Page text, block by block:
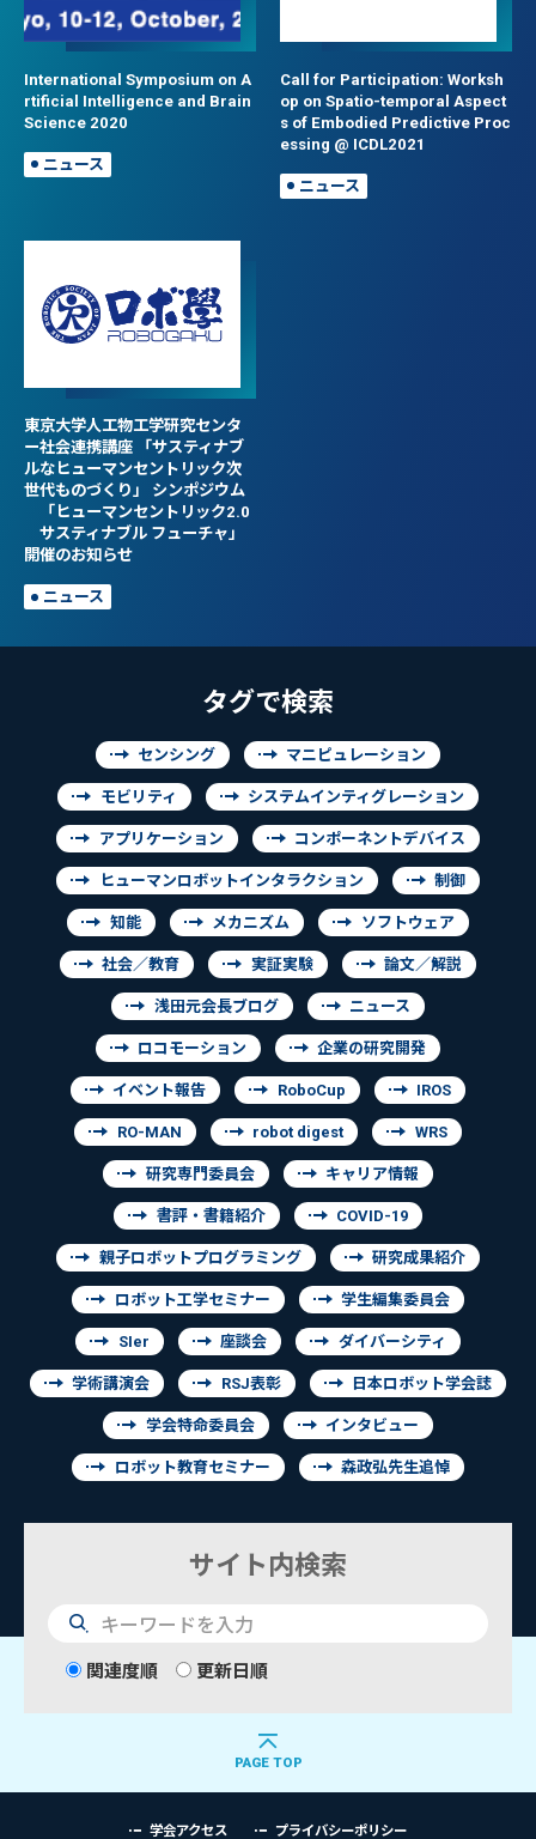
International Symposium on A
rtificial Intelligence and Brain
Science 2020
ニュース
Call for Participation: Worksh
op on Spatio-temporal Aspect
s of Embodied Predictive Proc
essing @ ICDL2021
ニュース
東京大学人工物工学研究センタ
ー社会連携講座 「サスティナブ
ルなヒューマンセントリック次
世代ものづくり」 シンポジウム
「ヒューマンセントリック2.0
サスティナブル フューチャ」
開催のお知らせ
ニュース
タグで検索
センシング マニピュレーション
モビリティ システムインティグレーション
アプリケーション コンポーネントデバイス
ヒューマンロボットインタラクション 制御
知能 メカニズム ソフトウェア
社会／教育 実証実験 論文／解説
浅田元会長ブログ ニュース
ロコモーション 企業の研究開発
イベント報告 RoboCup IROS
RO-MAN robot digest WRS
研究専門委員会 キャリア情報
書評・書籍紹介 COVID-19
親子ロボットプログラミング 研究成果紹介
ロボット工学セミナー 学生編集委員会
SIer 座談会 ダイバーシティ
学術講演会 RSJ表彰 日本ロボット学会誌
学会特命委員会 インタビュー
ロボット教育セミナー 森政弘先生追悼
サイト内検索
検
索
関連度順 更新日順
PAGE TOP
学会アクセス プライバシーポリシー